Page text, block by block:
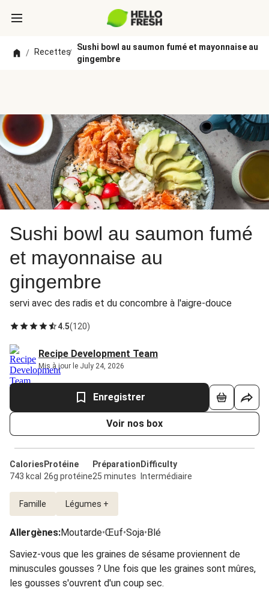
/ Recettes/
Sushi bowl au saumon fumé et mayonnaise au
gingembre
Sushi bowl au saumon fumé
et mayonnaise au
gingembre
servi avec des radis et du concombre à l'aigre-douce
4.5(120)
Recipe Development Team
Mis à jour le July 24, 2026
Enregistrer
Voir nos box
Calories
743 kcal
Protéine
26g protéine
Préparation
25 minutes
Difficulty
Intermédiaire
Famille Légumes +
Allergènes:Moutarde•Œuf•Soja•Blé
Saviez-vous que les graines de sésame proviennent de
minuscules gousses ? Une fois que les graines sont mûres,
les gousses s'ouvrent d'un coup sec.